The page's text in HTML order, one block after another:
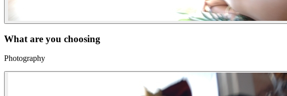
What are you choosing
Photography